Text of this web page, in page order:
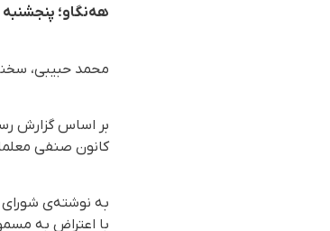
هەنگاو؛ پنجشنبه ۲ اسفند ۱۴۰۳
محمد حبیبی،
کانون صنفی
به نوشته‌ی